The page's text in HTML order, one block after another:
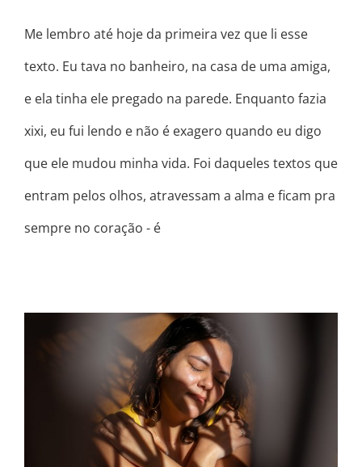
Me lembro até hoje da primeira vez que li esse
texto. Eu tava no banheiro, na casa de uma amiga,
e ela tinha ele pregado na parede. Enquanto fazia
xixi, eu fui lendo e não é exagero quando eu digo
que ele mudou minha vida. Foi daqueles textos que
entram pelos olhos, atravessam a alma e ficam pra
sempre no coração - é
SERÁ QUE EU ME ACEITO MESMO?